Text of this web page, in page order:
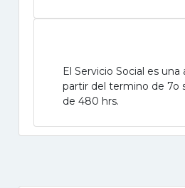
El Servicio Social es
partir del termino de 7o
de 480 hrs.